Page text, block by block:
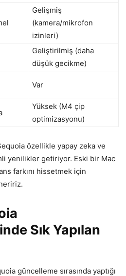
Gelişmiş
(kamera/mikrofon
izinleri)
Geliştirilmiş (daha
düşük gecikme)
Var
Yüksek (M4 çip
optimizasyonu)
özellikle yapay zeka ve
yenilikler getiriyor. Eski bir Mac
farkını hissetmek için
Sık Yapılan
güncelleme sırasında yaptığı